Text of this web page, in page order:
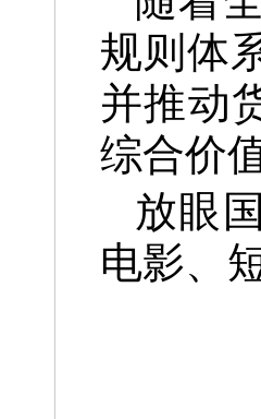
规则体
并推动
综合价
放眼
电影、